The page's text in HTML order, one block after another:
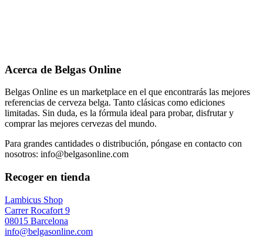
Acerca de Belgas Online
Belgas Online es un marketplace en el que encontrarás las mejores
referencias de cerveza belga. Tanto clásicas como ediciones
limitadas. Sin duda, es la fórmula ideal para probar, disfrutar y
comprar las mejores cervezas del mundo.
Para grandes cantidades o distribución, póngase en contacto con
nosotros: info@belgasonline.com
Recoger en tienda
Lambicus Shop
Carrer Rocafort 9
08015 Barcelona
info@belgasonline.com